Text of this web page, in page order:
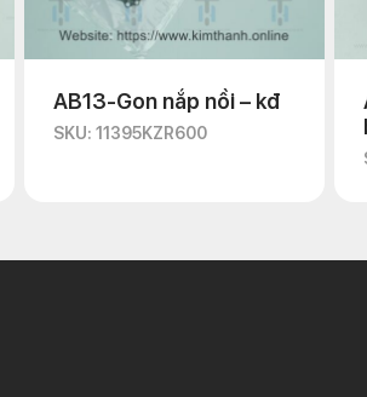
AB13-Gon nắp nồi – kđ
SKU: 11395KZR600